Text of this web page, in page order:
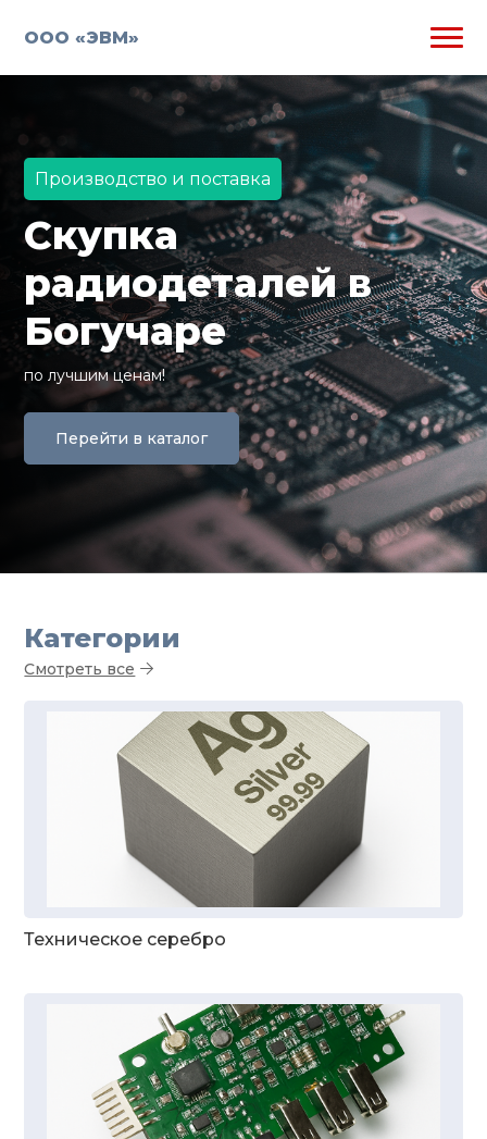
ООО «ЭВМ»
Производство и поставка
Скупка
радиодеталей в
Богучаре
по лучшим ценам!
Перейти в каталог
Категории
Смотреть все
Техническое серебро